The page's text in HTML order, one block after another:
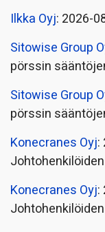
Ilkka Oyj: 2026-
Sitowise Group
pörssin
Sitowise Group
pörssin
Konecranes Oyj:
Konecranes Oyj: